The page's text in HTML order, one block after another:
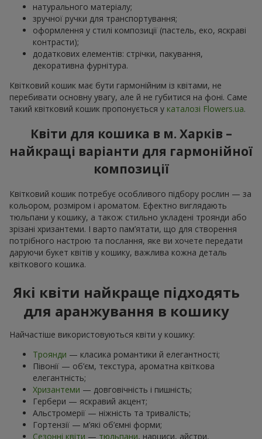
натурального матеріалу;
зручної ручки для транспортування;
оформлення у стилі композиції (пастель, еко, яскраві
контрасти);
додаткових елементів: стрічки, пакування,
декоративна фурнітура.
Квітковий кошик має бути гармонійним із квітами, не
перебивати основну увагу, але й не губитися на фоні. Саме
такий квітковий кошик пропонується у каталозі Flowers.ua.
Квіти для кошика в м. Харків –
найкращі варіанти для гармонійної
композиції
Квітковий кошик потребує особливого підбору рослин — за
кольором, розміром і ароматом. Ефектно виглядають
тюльпани у кошику, а також стильно укладені троянди або
зрізані хризантеми. І варто пам’ятати, що для створення
потрібного настрою та послання, яке ви хочете передати
даруючи букет квітів у кошику, важлива кожна деталь
квіткового кошика.
Які квіти найкраще підходять
для аранжування в кошику
Найчастіше використовуються квіти у кошику:
Троянди — класика романтики й елегантності;
Півонії — об’єм, текстура, ароматна квіткова
елегантність;
Хризантеми — довговічність і пишність;
Гербери — яскравий акцент;
Альстромерії — ніжність та тривалість;
Гортензії — м’які об’ємні форми;
Сезонні квіти — тюльпани, нарциси, айстри,